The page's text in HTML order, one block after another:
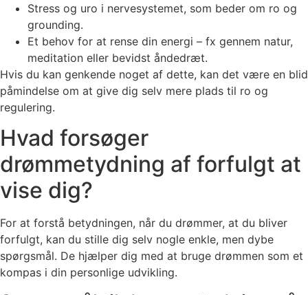
Stress og uro i nervesystemet, som beder om ro og
grounding.
Et behov for at rense din energi – fx gennem natur,
meditation eller bevidst åndedræt.
Hvis du kan genkende noget af dette, kan det være en blid
påmindelse om at give dig selv mere plads til ro og
regulering.
Hvad forsøger
drømmetydning af forfulgt at
vise dig?
For at forstå betydningen, når du drømmer, at du bliver
forfulgt, kan du stille dig selv nogle enkle, men dybe
spørgsmål. De hjælper dig med at bruge drømmen som et
kompas i din personlige udvikling.